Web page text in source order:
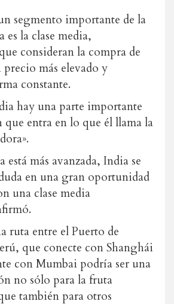
segmento importante de la
la clase media,
consideran la compra de
más elevado y
constante.
hay una parte importante
que entra en lo que él llama la
más avanzada, India se
en una gran oportunidad
una clase media
ruta entre el Puerto de
que conecte con Shanghái
con Mumbai podría ser una
no sólo para la fruta
también para otros